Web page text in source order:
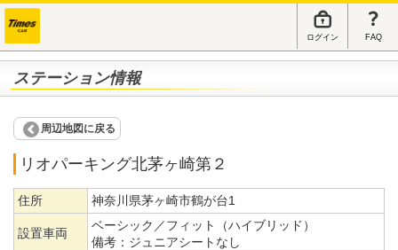
ログイン FAQ
ステーション情報
周辺地図に戻る
リオパーキング北茅ヶ崎第２
住所 神奈川県茅ヶ崎市鶴が台1
設置車両
ベーシック／フィット（ハイブリッド）
備考： ジュニアシートなし